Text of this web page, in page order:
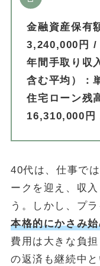
金融資産保有
3,240,000円 /
年間手取り収
含む平均）：
住宅ローン残
16,310,000円
40代は、仕事で
ークを迎え、収
う。しかし、プ
本格的にかさみ
費用は大きな負
の返済も継続中